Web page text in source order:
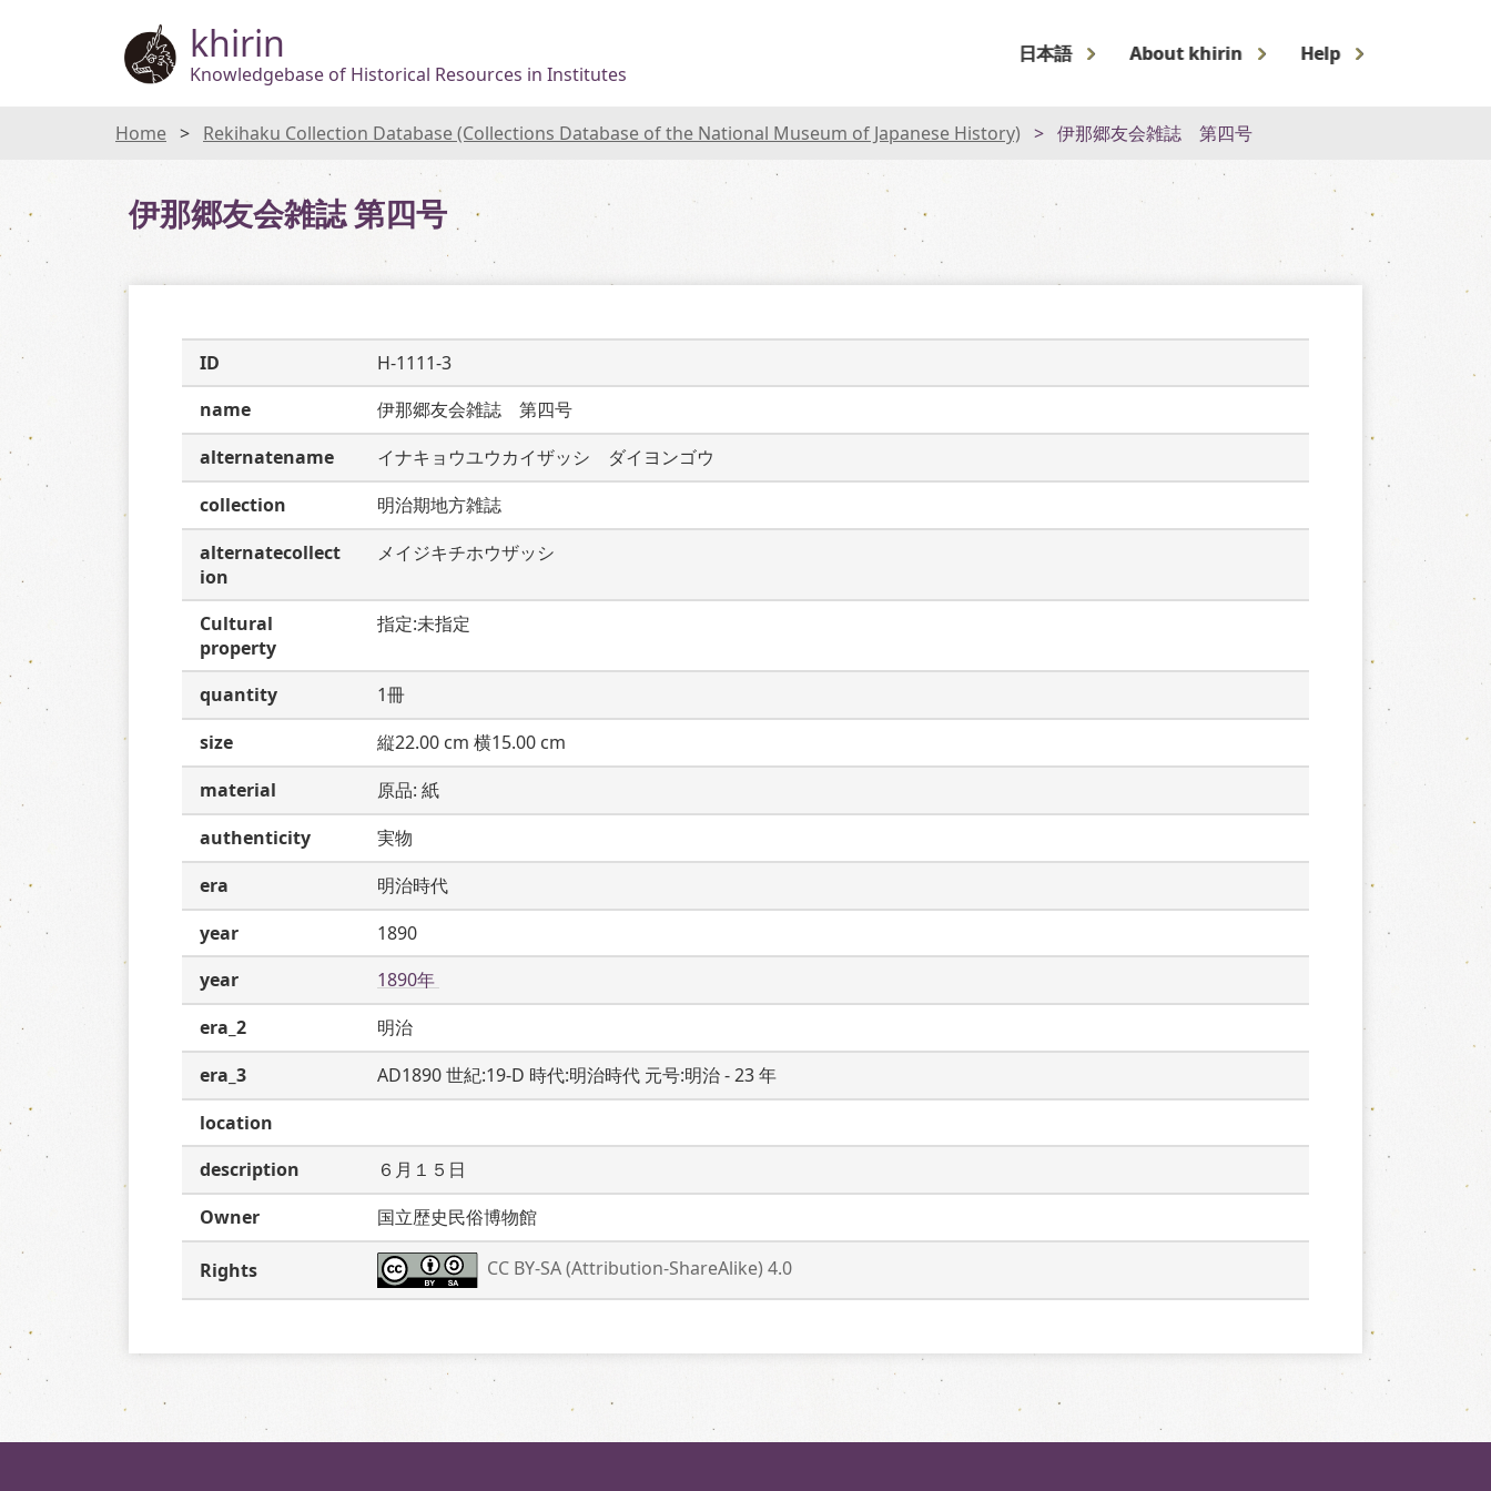
khirin
Knowledgebase of Historical Resources in Institutes
日本語 About khirin Help
Home Rekihaku Collection Database (Collections Database of the National Museum of Japanese History) 伊那郷友会雑誌 第四号
伊那郷友会雑誌 第四号
ID
H-1111-3
name
伊那郷友会雑誌　第四号
alternatename
イナキョウユウカイザッシ　ダイヨンゴウ
collection
明治期地方雑誌
alternatecollect
ion
メイジキチホウザッシ
Cultural
property
指定:未指定
quantity
1冊
size
縦22.00 cm 横15.00 cm
material
原品: 紙
authenticity
実物
era
明治時代
year
1890
year
1890年
era_2
明治
era_3
AD1890 世紀:19-D 時代:明治時代 元号:明治 - 23 年
location
description
６月１５日
Owner
国立歴史民俗博物館
Rights CC BY-SA (Attribution-ShareAlike) 4.0